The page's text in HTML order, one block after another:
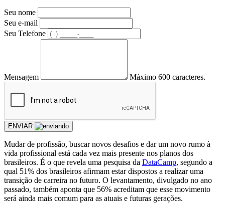
Seu nome
Seu e-mail
Seu Telefone
Mensagem Máximo 600 caracteres.
ENVIAR
Mudar de profissão, buscar novos desafios e dar um novo rumo à
vida profissional está cada vez mais presente nos planos dos
brasileiros. É o que revela uma pesquisa da DataCamp, segundo a
qual 51% dos brasileiros afirmam estar dispostos a realizar uma
transição de carreira no futuro. O levantamento, divulgado no ano
passado, também aponta que 56% acreditam que esse movimento
será ainda mais comum para as atuais e futuras gerações.